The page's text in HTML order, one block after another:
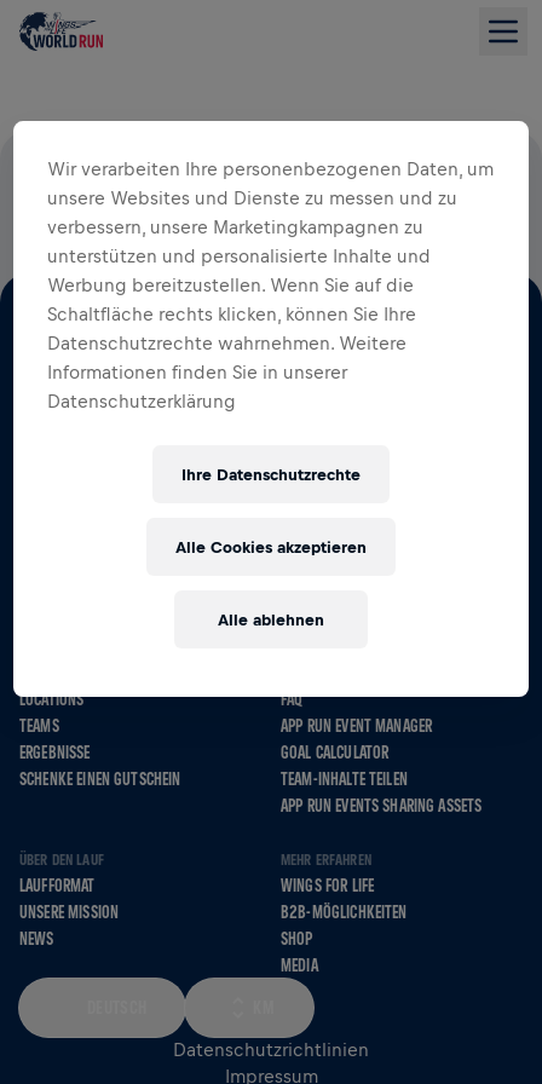
100 % DER STARTGELDER FLIESSEN IN DIE R
ÜCKENMARKSFORSCHUNG
FÜR DIE, DIE ES NICHT KÖNNEN
LOCATIONS
TEAMS
ERGEBNISSE
SCHENKE EINEN GUTSCHEIN
FAQ
APP RUN EVENT MANAGER
GOAL CALCULATOR
TEAM-INHALTE TEILEN
APP RUN EVENTS SHARING ASSETS
ÜBER DEN LAUF
LAUFFORMAT
UNSERE MISSION
NEWS
MEHR ERFAHREN
WINGS FOR LIFE
B2B-MÖGLICHKEITEN
SHOP
MEDIA
Datenschutzrichtlinien
Impressum
Wir verarbeiten Ihre personenbezogenen Daten, um
unsere Websites und Dienste zu messen und zu
verbessern, unsere Marketingkampagnen zu
unterstützen und personalisierte Inhalte und
Werbung bereitzustellen. Wenn Sie auf die
Schaltfläche rechts klicken, können Sie Ihre
Datenschutzrechte wahrnehmen. Weitere
Informationen finden Sie in unserer
Datenschutzerklärung
Ihre Datenschutzrechte
Alle ablehnen
Alle Cookies akzeptieren